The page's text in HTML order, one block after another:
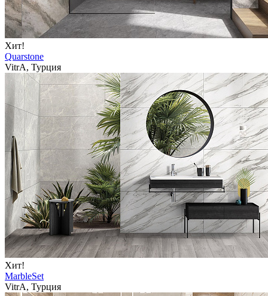
Хит!
Quarstone
VitrA, Турция
Хит!
MarbleSet
VitrA, Турция